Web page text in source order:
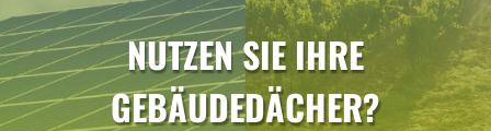
NUTZEN SIE IHRE
GEBÄUDEDÄCHER?